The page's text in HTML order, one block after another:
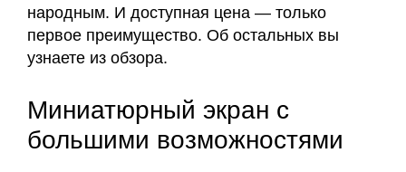
народным. И доступная цена — только
первое преимущество. Об остальных вы
узнаете из обзора.
Миниатюрный экран с
большими возможностями